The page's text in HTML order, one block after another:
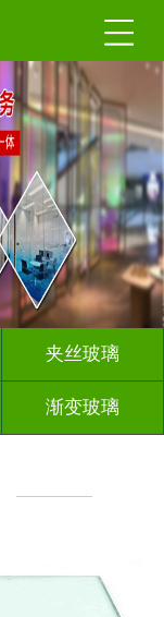
夹丝玻璃
渐变玻璃